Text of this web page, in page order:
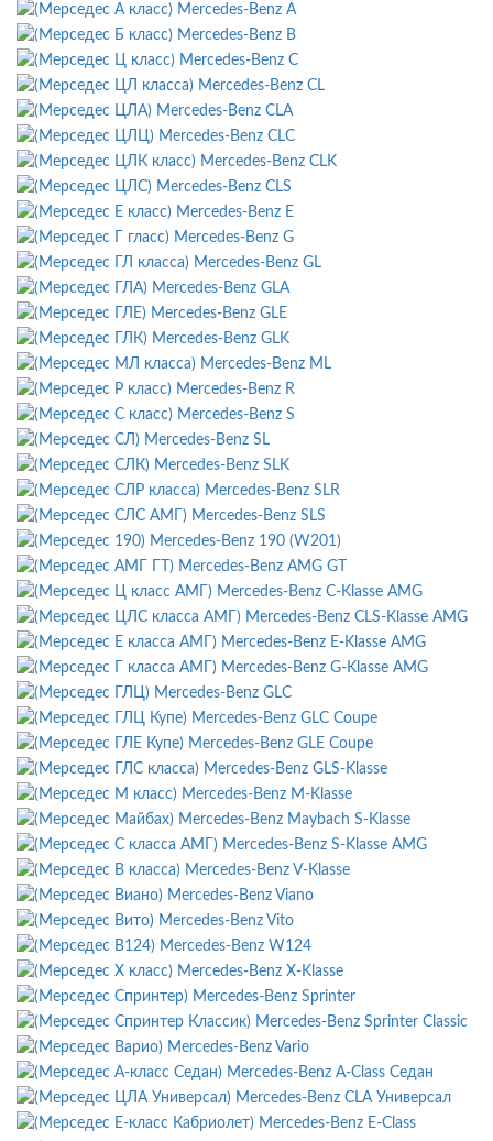
Mercedes-Benz A
Mercedes-Benz B
Mercedes-Benz C
Mercedes-Benz CL
Mercedes-Benz CLA
Mercedes-Benz CLC
Mercedes-Benz CLK
Mercedes-Benz CLS
Mercedes-Benz E
Mercedes-Benz G
Mercedes-Benz GL
Mercedes-Benz GLA
Mercedes-Benz GLE
Mercedes-Benz GLK
Mercedes-Benz ML
Mercedes-Benz R
Mercedes-Benz S
Mercedes-Benz SL
Mercedes-Benz SLK
Mercedes-Benz SLR
Mercedes-Benz SLS
Mercedes-Benz 190 (W201)
Mercedes-Benz AMG GT
Mercedes-Benz C-Klasse AMG
Mercedes-Benz CLS-Klasse AMG
Mercedes-Benz E-Klasse AMG
Mercedes-Benz G-Klasse AMG
Mercedes-Benz GLC
Mercedes-Benz GLC Coupe
Mercedes-Benz GLE Coupe
Mercedes-Benz GLS-Klasse
Mercedes-Benz M-Klasse
Mercedes-Benz Maybach S-Klasse
Mercedes-Benz S-Klasse AMG
Mercedes-Benz V-Klasse
Mercedes-Benz Viano
Mercedes-Benz Vito
Mercedes-Benz W124
Mercedes-Benz X-Klasse
Mercedes-Benz Sprinter
Mercedes-Benz Sprinter Classic
Mercedes-Benz Vario
Mercedes-Benz A-Class Седан
Mercedes-Benz CLA Универсал
Mercedes-Benz E-Class